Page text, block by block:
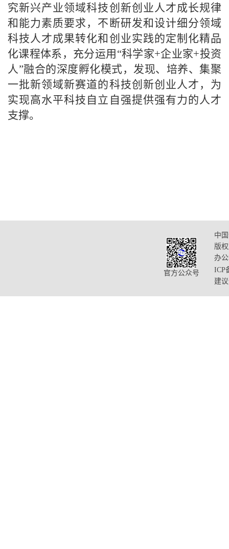
究新兴产业领域科技创新创业人才成长规律
和能力素质要求，不断研发和设计细分领域
科技人才成果转化和创业实践的定制化精品
化课程体系，充分运用 “科学家+企业家+投资
人”融合的深度孵化模式，发现、培养、集聚
一批新领域新赛道的科技创新创业人才，为
实现高水平科技自立自强提供强有力的人才
支撑。
官方公众号
中
版
办
ICP
建